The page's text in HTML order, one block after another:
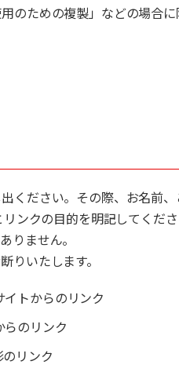
のための複製」などの場合
ください。その際、お名前
ンクの目的を明記してくだ
りません。
りいたします。
トからのリンク
のリンク
リンク